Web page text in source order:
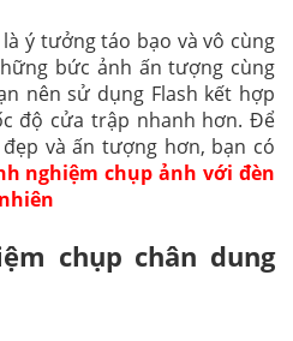
là ý tưởng táo bạo và vô cùng
bức ảnh ấn tượng cùng
nên sử dụng Flash kết hợp
độ cửa trập nhanh hơn. Để
và ấn tượng hơn, bạn có
nghiệm chụp ảnh với đèn
chụp chân dung